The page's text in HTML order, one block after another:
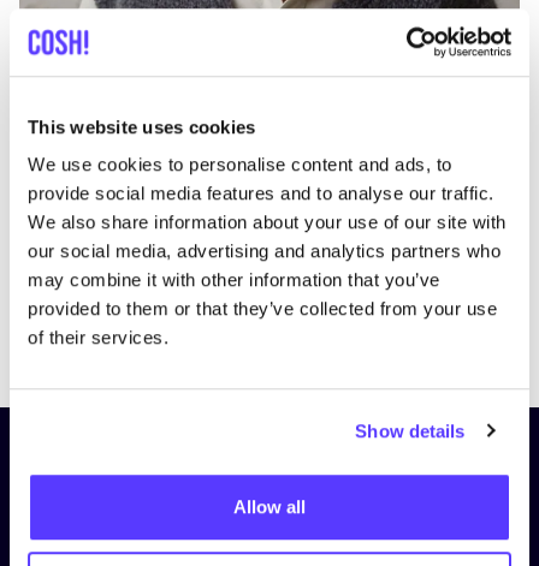
This website uses cookies
We use cookies to personalise content and ads, to
provide social media features and to analyse our traffic.
We also share information about your use of our site with
our social media, advertising and analytics partners who
may combine it with other information that you’ve
provided to them or that they’ve collected from your use
of their services.
Show details
Allow all
en blijf op de hoogte!
Voornaam*